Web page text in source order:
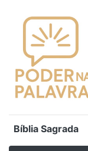
Bíblia Sagrada